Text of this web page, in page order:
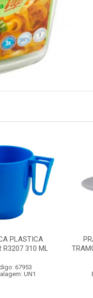
PLASTICA
R3207 310 ML
67953
UN1